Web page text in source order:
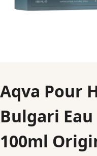
Aqva Pour
Bulgari
100ml